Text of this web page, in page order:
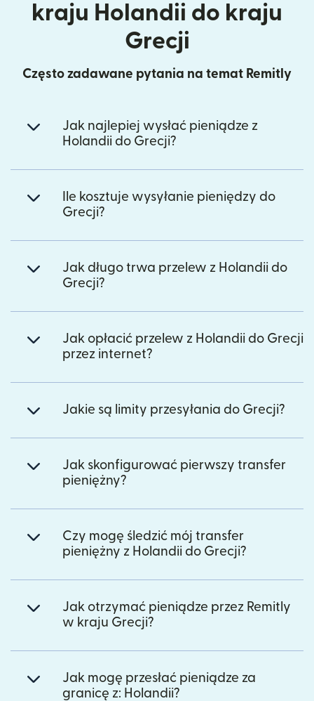
kraju Holandii do kraju
Grecji
Często zadawane pytania na temat Remitly
Jak najlepiej wysłać pieniądze z
Holandii do Grecji?
Ile kosztuje wysyłanie pieniędzy do
Grecji?
Jak długo trwa przelew z Holandii do
Grecji?
Jak opłacić przelew z Holandii do Grecji
przez internet?
Jakie są limity przesyłania do Grecji?
Jak skonfigurować pierwszy transfer
pieniężny?
Czy mogę śledzić mój transfer
pieniężny z Holandii do Grecji?
Jak otrzymać pieniądze przez Remitly
w kraju Grecji?
Jak mogę przesłać pieniądze za
granicę z: Holandii?